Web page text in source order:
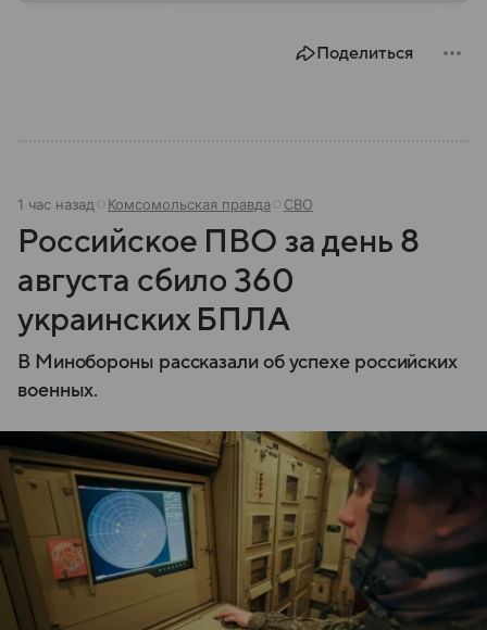
Поделиться
1 час назад Комсомольская правда СВО
Российское ПВО за день 8
августа сбило 360
украинских БПЛА
В Минобороны рассказали об успехе российских
военных.